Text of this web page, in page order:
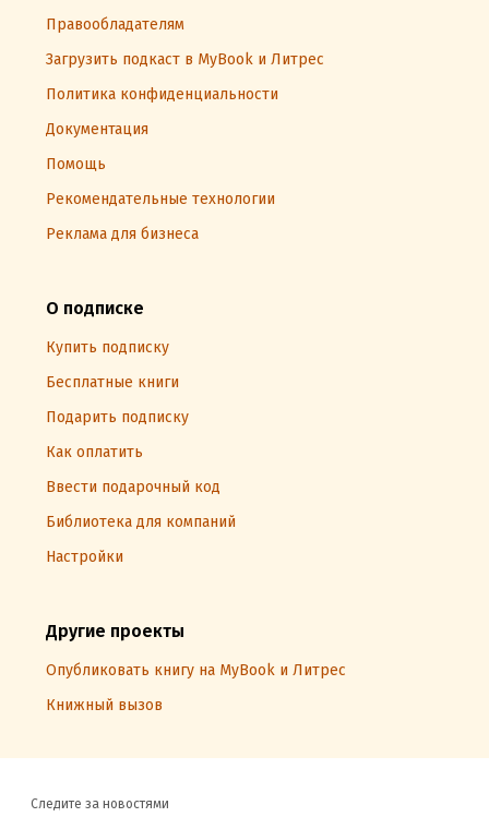
Правообладателям
Загрузить подкаст в MyBook и Литрес
Политика конфиденциальности
Документация
Помощь
Рекомендательные технологии
Реклама для бизнеса
О подписке
Купить подписку
Бесплатные книги
Подарить подписку
Как оплатить
Ввести подарочный код
Библиотека для компаний
Настройки
Другие проекты
Опубликовать книгу на MyBook и Литрес
Книжный вызов
Следите за новостями